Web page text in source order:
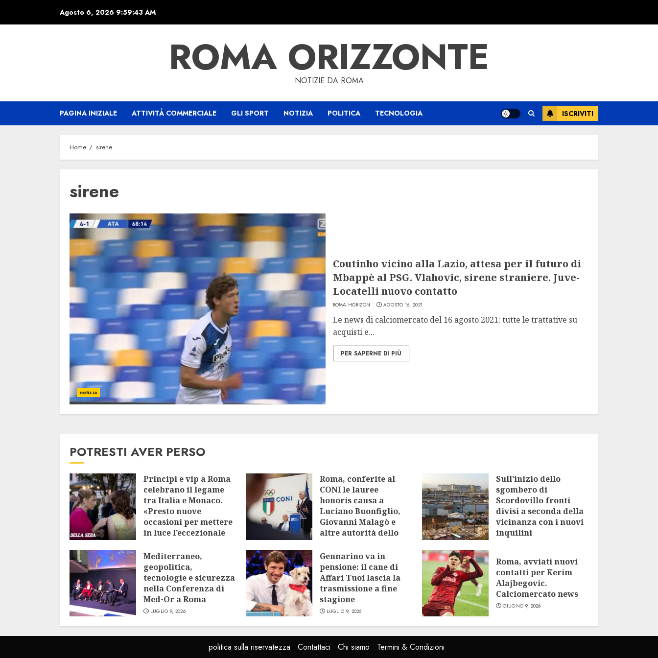
Agosto 6, 2026 9:59:43 AM
ROMA ORIZZONTE
NOTIZIE DA ROMA
PAGINA INIZIALE ATTIVITÀ COMMERCIALE GLI SPORT NOTIZIA POLITICA TECNOLOGIA ISCRIVITI
Home sirene
sirene
notizia
Coutinho vicino alla Lazio, attesa per il futuro di
Mbappè al PSG. Vlahovic, sirene straniere. Juve-
Locatelli nuovo contatto
ROMA HORIZON AGOSTO 16, 2021
Le news di calciomercato del 16 agosto 2021: tutte le trattative su
acquisti e...
PER SAPERNE DI PIÙ
POTRESTI AVER PERSO
Principi e vip a Roma
celebrano il legame
tra Italia e Monaco.
«Presto nuove
occasioni per mettere
in luce l’eccezionale
LUGLIO 9, 2026
Roma, conferite al
CONI le lauree
honoris causa a
Luciano Buonfiglio,
Giovanni Malagò e
altre autorità dello
LUGLIO 9, 2026
Sull’inizio dello
sgombero di
Scordovillo fronti
divisi a seconda della
vicinanza con i nuovi
inquilini
Mediterraneo,
geopolitica,
tecnologie e sicurezza
nella Conferenza di
Med-Or a Roma
LUGLIO 9, 2026
Gennarino va in
pensione: il cane di
Affari Tuoi lascia la
trasmissione a fine
stagione
LUGLIO 9, 2026
Roma, avviati nuovi
contatti per Kerim
Alajbegovic.
Calciomercato news
GIUGNO 9, 2026
politica sulla riservatezza Contattaci Chi siamo Termini & Condizioni